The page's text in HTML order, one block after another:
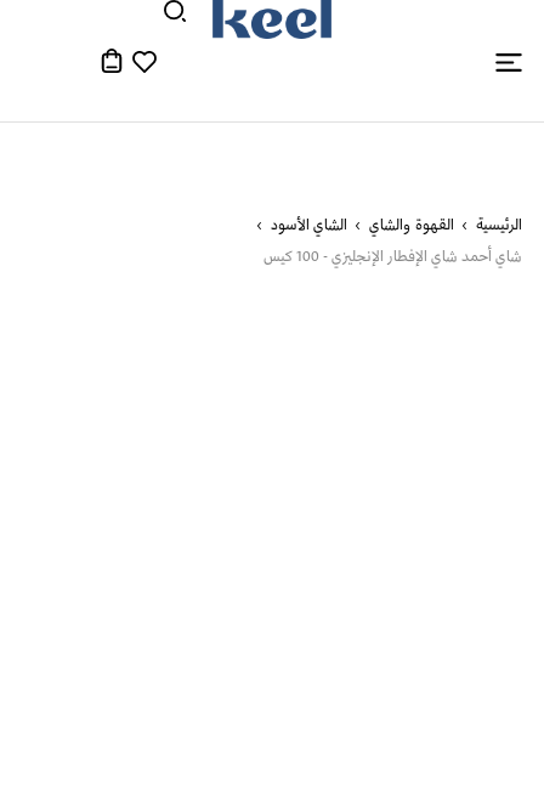
الرئيسية القهوة والشاي
الشاي الأسود
شاي أحمد شاي الإفطار الإنجليزي - 100 كيس